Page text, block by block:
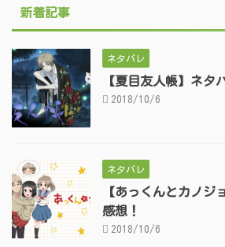
新着記事
ネタバレ
【夏目友人帳】ネタ
2018/10/6
ネタバレ
【あっくんとカノジ
感想！
2018/10/6